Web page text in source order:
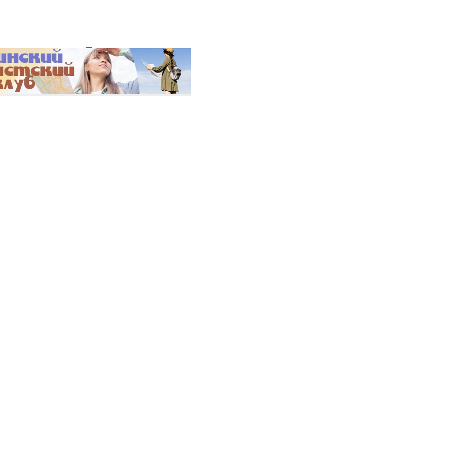
пароль? Регистрация